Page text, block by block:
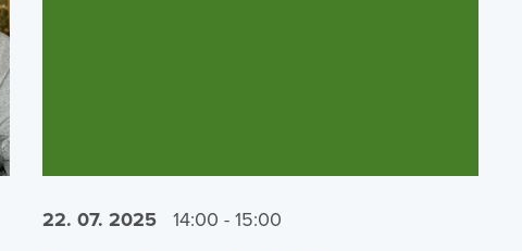
22. 07. 2025 14:00 - 15:00